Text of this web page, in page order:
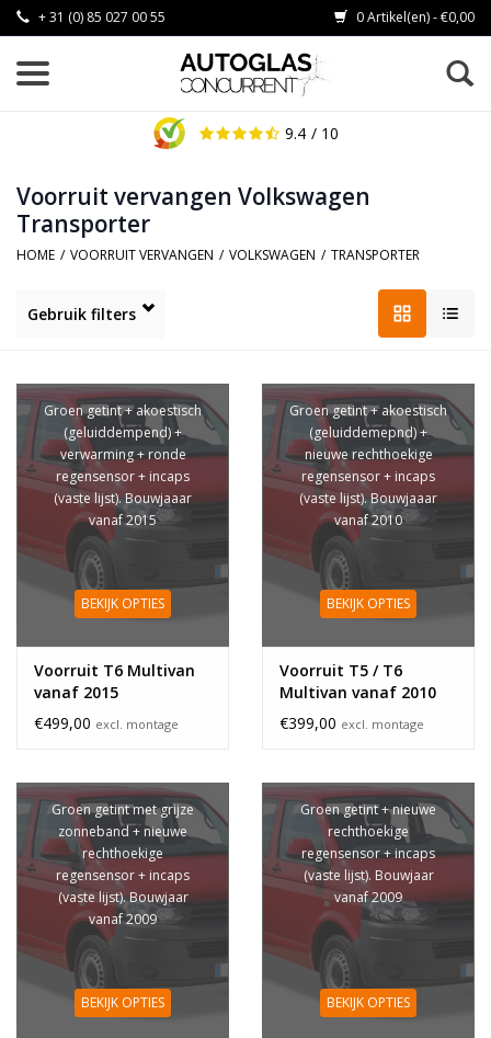
+ 31 (0) 85 027 00 55 0 Artikel(en) - €0,00
9.4 / 10
Voorruit vervangen Volkswagen
Transporter
HOME / VOORRUIT VERVANGEN / VOLKSWAGEN / TRANSPORTER
Gebruik filters
Groen getint + akoestisch
(geluiddempend) +
verwarming + ronde
regensensor + incaps
(vaste lijst). Bouwjaaar
vanaf 2015
BEKIJK OPTIES
Voorruit T6 Multivan
vanaf 2015
verwarming sensor
€499,00 excl. montage
Groen getint + akoestisch
(geluiddemepnd) +
nieuwe rechthoekige
regensensor + incaps
(vaste lijst). Bouwjaaar
vanaf 2010
BEKIJK OPTIES
Voorruit T5 / T6
Multivan vanaf 2010
sensor rechthoek
€399,00 excl. montage
Groen getint met grijze
zonneband + nieuwe
rechthoekige
regensensor + incaps
(vaste lijst). Bouwjaar
vanaf 2009
BEKIJK OPTIES
Groen getint + nieuwe
rechthoekige
regensensor + incaps
(vaste lijst). Bouwjaar
vanaf 2009
BEKIJK OPTIES